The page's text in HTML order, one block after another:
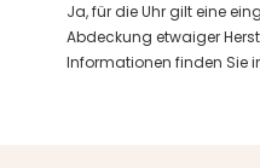
Ja, für die Uhr gilt eine
Abdeckung etwaiger
Informationen finden Sie